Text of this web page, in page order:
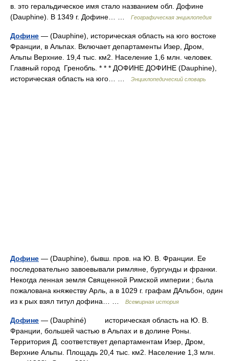
в. это геральдическое имя стало названием обл. Дофине
(Dauphine). В 1349 г. Дофине… …
Географическая энциклопедия
Дофине — (Dauphine), историческая область на юго востоке
Франции, в Альпах. Включает департаменты Изер, Дром,
Альпы Верхние. 19,4 тыс. км2. Население 1,6 млн. человек.
Главный город Гренобль. * * * ДОФИНЕ ДОФИНЕ (Dauphine),
историческая область на юго… …
Энциклопедический словарь
Дофине — (Dauphine), бывш. пров. на Ю. В. Франции. Ее
последовательно завоевывали римляне, бургунды и франки.
Некогда ленная земля Священной Римской империи ; была
пожалована княжеству Арль, а в 1029 г. графам ДАльбон, один
из к рых взял титул дофина… …
Всемирная история
Дофине — (Dauphiné) историческая область на Ю. В.
Франции, большей частью в Альпах и в долине Роны.
Территория Д. соответствует департаментам Изер, Дром,
Верхние Альпы. Площадь 20,4 тыс. км2. Население 1,3 млн.